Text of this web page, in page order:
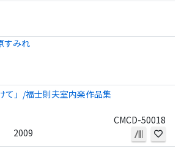
すみれ
て」/福士則夫室内楽作品集
CMCD-50018
2009